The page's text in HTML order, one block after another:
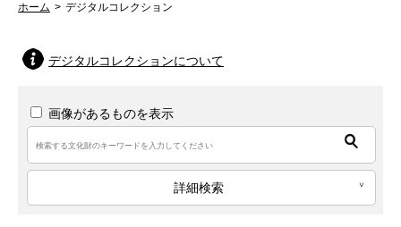
ホーム デジタルコレクション
デジタルコレクションについて
画像があるものを表示
詳細検索